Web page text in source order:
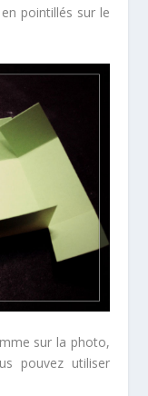
pointillés sur le
sur la photo,
pouvez utiliser